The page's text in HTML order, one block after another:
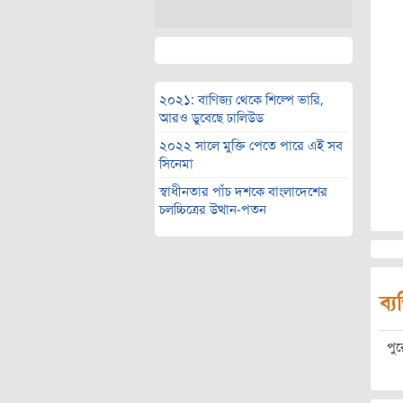
২০২১: বাণিজ্য থেকে শিল্পে ভারি,
আরও ডুবেছে ঢালিউড
২০২২ সালে মুক্তি পেতে পারে এই সব
সিনেমা
স্বাধীনতার পাঁচ দশকে বাংলাদেশের
চলচ্চিত্রের উত্থান-পতন